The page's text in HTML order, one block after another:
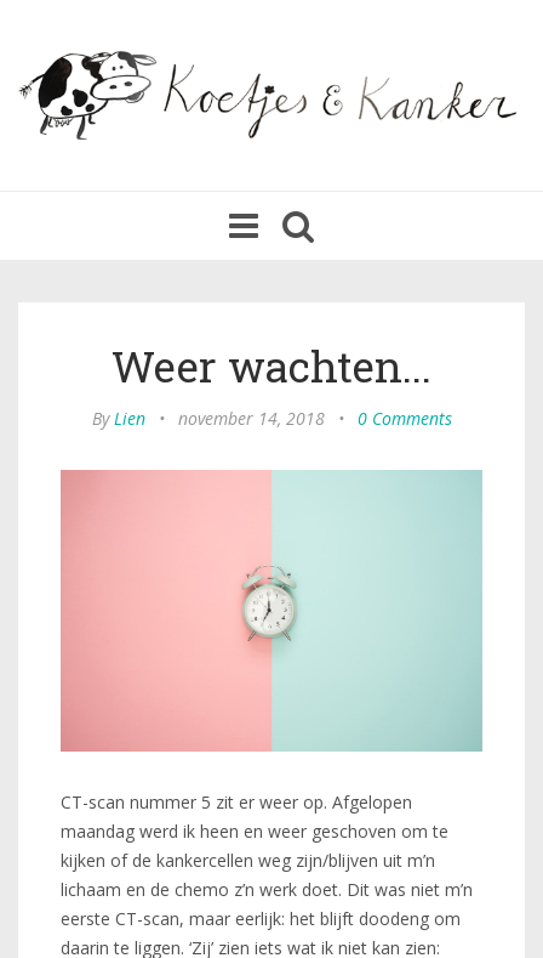
navigation
Weer wachten...
ByLien • november 14, 2018 • 0 Comments
CT-scan nummer 5 zit er weer op. Afgelopen
maandag werd ik heen en weer geschoven om te
kijken of de kankercellen weg zijn/blijven uit m’n
lichaam en de chemo z’n werk doet. Dit was niet m’n
eerste CT-scan, maar eerlijk: het blijft doodeng om
daarin te liggen. ‘Zij’ zien iets wat ik niet kan zien: